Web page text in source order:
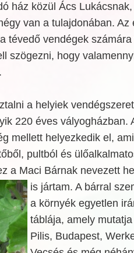
ház közül Ács
van a tulajdonában. Az
tévedő vendégek számára
szögezni, hogy
a helyiek
220 éves vályogházban.
mellett helyezkedik el,
pultból és
a Maci Bárnak nevezett
is jártam. A bárral
a környék egyetlen
táblája, amely
Pilis, Budapest,